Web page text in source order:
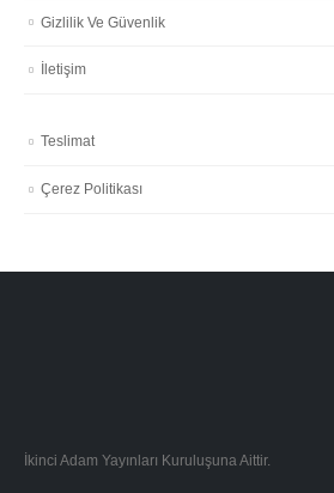
Gizlilik Ve Güvenlik
İletişim
Teslimat
Çerez Politikası
İkinci Adam Yayınları Kuruluşuna Aittir.